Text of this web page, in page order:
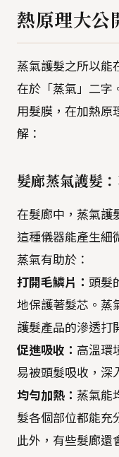
熱原理大公
蒸氣護髮之所以能
在於「蒸氣」二字
用髮膜，在加熱原
解：
髮廊蒸氣護髮
在髮廊中，蒸氣護
這種儀器能產生細
蒸氣有助於：
打開毛鱗片： 頭髮
地保護著髮芯。蒸
護髮產品的滲透打
促進吸收： 高溫環
易被頭髮吸收，深
均勻加熱： 蒸氣能
髮各個部位都能充
此外，有些髮廊還